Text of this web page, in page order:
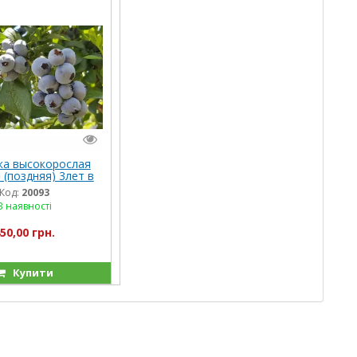
высокорослая
3лет в
5 литров
Код: 20093
наявності
грн.
Купити